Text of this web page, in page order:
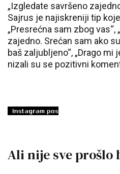
„Izgledate savršeno
Sajrus je najiskreniji tip
„Presrećna sam zbog vas“,
zajedno. Srećan sam ako
baš zaljubljeno“, „Drago mi
nizali su se pozitivni
Ali nije sve prošlo